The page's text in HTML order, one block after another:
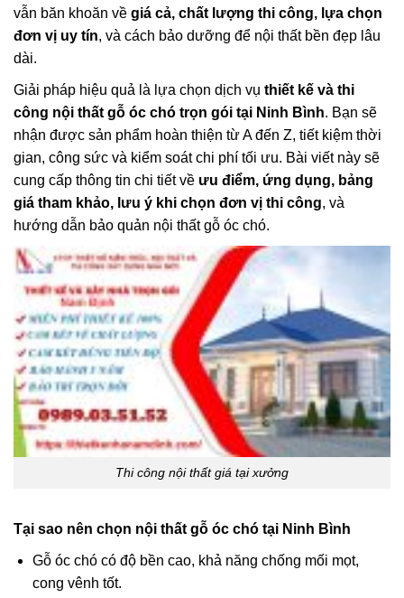
vẫn băn khoăn về giá cả, chất lượng thi công, lựa chọn
đơn vị uy tín, và cách bảo dưỡng để nội thất bền đẹp lâu
dài.
Giải pháp hiệu quả là lựa chọn dịch vụ thiết kế và thi
công nội thất gỗ óc chó trọn gói tại Ninh Bình. Bạn sẽ
nhận được sản phẩm hoàn thiện từ A đến Z, tiết kiệm thời
gian, công sức và kiểm soát chi phí tối ưu. Bài viết này sẽ
cung cấp thông tin chi tiết về ưu điểm, ứng dụng, bảng
giá tham khảo, lưu ý khi chọn đơn vị thi công, và
hướng dẫn bảo quản nội thất gỗ óc chó.
Thi công nội thất giá tại xưởng
Tại sao nên chọn nội thất gỗ óc chó tại Ninh Bình
Gỗ óc chó có độ bền cao, khả năng chống mối mọt,
cong vênh tốt.